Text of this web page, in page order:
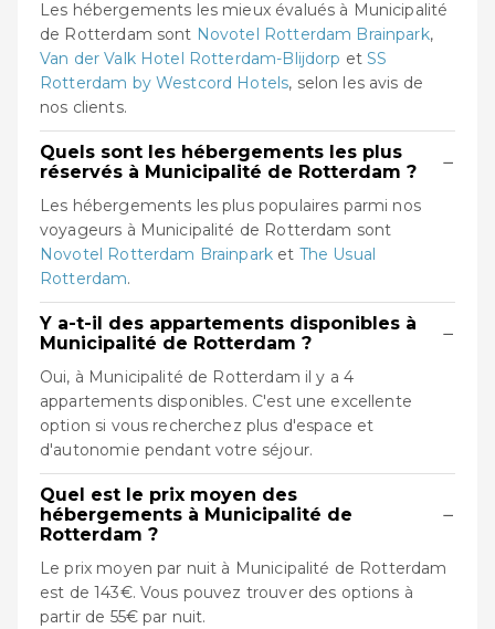
Les hébergements les mieux évalués à Municipalité
de Rotterdam sont Novotel Rotterdam Brainpark,
Van der Valk Hotel Rotterdam-Blijdorp etSS
Rotterdam by Westcord Hotels, selon les avis de
nos clients.
Quels sont les hébergements les plus
réservés à Municipalité de Rotterdam ?
−
Les hébergements les plus populaires parmi nos
voyageurs à Municipalité de Rotterdam sont
Novotel Rotterdam Brainpark et The Usual
Rotterdam.
Y a-t-il des appartements disponibles à
Municipalité de Rotterdam ?
−
Oui, à Municipalité de Rotterdam il y a 4
appartements disponibles. C'est une excellente
option si vous recherchez plus d'espace et
d'autonomie pendant votre séjour.
Quel est le prix moyen des
hébergements à Municipalité de
Rotterdam ?
−
Le prix moyen par nuit à Municipalité de Rotterdam
est de 143€. Vous pouvez trouver des options à
partir de 55€ par nuit.